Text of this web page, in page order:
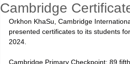
Cambridge
Orkhon KhaSu, Cambridge
presented certificates to its students
2024.
Cambridge Primary Checkpoint: 89